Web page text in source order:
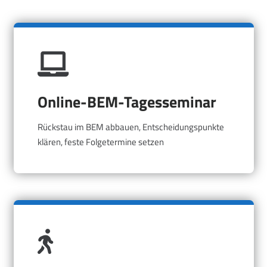
Online-BEM-Tagesseminar
Rückstau im BEM abbauen, Entscheidungspunkte
klären, feste Folgetermine setzen